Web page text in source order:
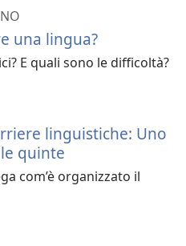
una lingua?
E quali sono le difficoltà?
linguistiche: Uno
quinte
com’è organizzato il